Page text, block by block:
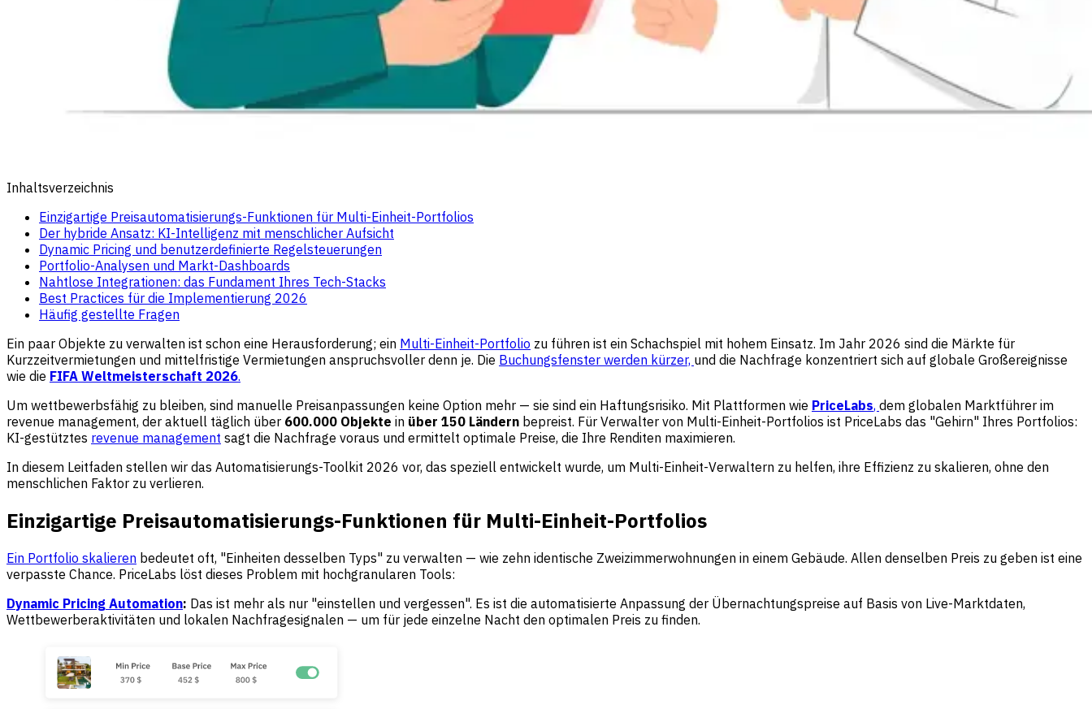
Inhaltsverzeichnis
Einzigartige Preisautomatisierungs-Funktionen für Multi-Einheit-Portfolios
Der hybride Ansatz: KI-Intelligenz mit menschlicher Aufsicht
Dynamic Pricing und benutzerdefinierte Regelsteuerungen
Portfolio-Analysen und Markt-Dashboards
Nahtlose Integrationen: das Fundament Ihres Tech-Stacks
Best Practices für die Implementierung 2026
Häufig gestellte Fragen
Ein paar Objekte zu verwalten ist schon eine Herausforderung; ein Multi-Einheit-Portfolio zu führen ist ein Schachspiel mit hohem Einsatz. Im Jahr 2026 sind die Märkte für
Kurzzeitvermietungen und mittelfristige Vermietungen anspruchsvoller denn je. Die Buchungsfenster werden kürzer, und die Nachfrage konzentriert sich auf globale Großereignisse
wie die FIFA Weltmeisterschaft 2026.
Um wettbewerbsfähig zu bleiben, sind manuelle Preisanpassungen keine Option mehr — sie sind ein Haftungsrisiko. Mit Plattformen wie PriceLabs, dem globalen Marktführer im
revenue management, der aktuell täglich über 600.000 Objekte in über 150 Ländern bepreist. Für Verwalter von Multi-Einheit-Portfolios ist PriceLabs das "Gehirn" Ihres Portfolios:
KI-gestütztes revenue management sagt die Nachfrage voraus und ermittelt optimale Preise, die Ihre Renditen maximieren.
In diesem Leitfaden stellen wir das Automatisierungs-Toolkit 2026 vor, das speziell entwickelt wurde, um Multi-Einheit-Verwaltern zu helfen, ihre Effizienz zu skalieren, ohne den
menschlichen Faktor zu verlieren.
Einzigartige Preisautomatisierungs-Funktionen für Multi-Einheit-Portfolios
Ein Portfolio skalieren bedeutet oft, "Einheiten desselben Typs" zu verwalten — wie zehn identische Zweizimmerwohnungen in einem Gebäude. Allen denselben Preis zu geben ist eine
verpasste Chance. PriceLabs löst dieses Problem mit hochgranularen Tools:
Dynamic Pricing Automation: Das ist mehr als nur "einstellen und vergessen". Es ist die automatisierte Anpassung der Übernachtungspreise auf Basis von Live-Marktdaten,
Wettbewerberaktivitäten und lokalen Nachfragesignalen — um für jede einzelne Nacht den optimalen Preis zu finden.